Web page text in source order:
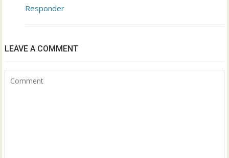
Responder
LEAVE A COMMENT